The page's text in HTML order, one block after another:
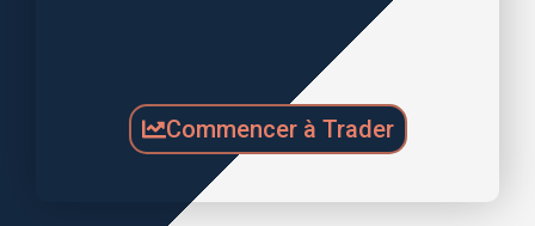
Commencer à Trader